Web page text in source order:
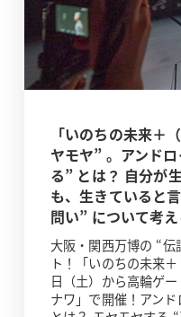
「いのちの未来＋
ヤモヤ” 。アンド
る” とは？ 自分が
も、生きていると
問い” について考
大阪・関西万博の “
ト！「いのちの未来
日（土）から高輪ゲ
ナワ」で開催！アン